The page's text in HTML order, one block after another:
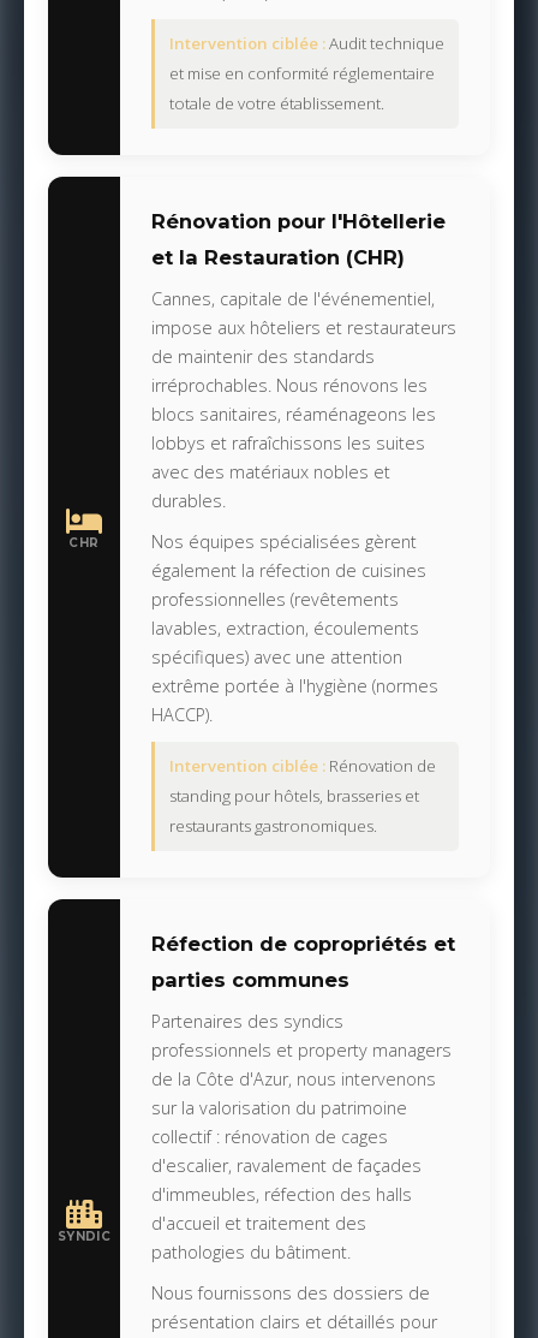
Intervention ciblée :Audit technique
et mise en conformité réglementaire
totale de votre établissement.
CHR
Rénovation pour l'Hôtellerie
et la Restauration (CHR)
Cannes, capitale de l'événementiel,
impose aux hôteliers et restaurateurs
de maintenir des standards
irréprochables. Nous rénovons les
blocs sanitaires, réaménageons les
lobbys et rafraîchissons les suites
avec des matériaux nobles et
durables.
Nos équipes spécialisées gèrent
également la réfection de cuisines
professionnelles (revêtements
lavables, extraction, écoulements
spécifiques) avec une attention
extrême portée à l'hygiène (normes
HACCP).
Intervention ciblée : Rénovation de
standing pour hôtels, brasseries et
restaurants gastronomiques.
SYNDIC
Réfection de copropriétés et
parties communes
Partenaires des syndics
professionnels et property managers
de la Côte d'Azur, nous intervenons
sur la valorisation du patrimoine
collectif : rénovation de cages
d'escalier, ravalement de façades
d'immeubles, réfection des halls
d'accueil et traitement des
pathologies du bâtiment.
Nous fournissons des dossiers de
présentation clairs et détaillés pour